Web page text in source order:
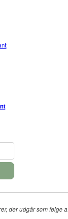
der udgår som